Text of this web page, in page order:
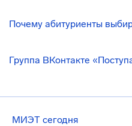
Почему абитуриенты
Группа ВКонтакте
МИЭТ сегодня